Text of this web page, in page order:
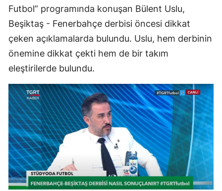
Futbol” programında konuşan Bülent Uslu,
Beşiktaş - Fenerbahçe derbisi öncesi dikkat
çeken açıklamalarda bulundu. Uslu, hem derbinin
önemine dikkat çekti hem de bir takım
eleştirilerde bulundu.